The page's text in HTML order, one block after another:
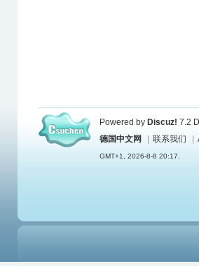
Powered by Discuz! 7.2
德国中文网
联系我们
GMT+1, 2026-8-8 20:17.